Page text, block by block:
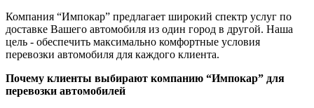
Компания “Импокар” предлагает широкий спектр услуг по
доставке Вашего автомобиля из один город в другой. Наша
цель - обеспечить максимально комфортные условия
перевозки автомобиля для каждого клиента.
Почему клиенты выбирают компанию “Импокар” для
перевозки автомобилей